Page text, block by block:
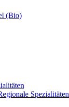
(Bio)
Spezialitäten